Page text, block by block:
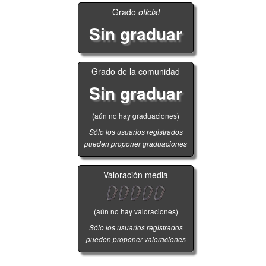
Grado oficial
Sin graduar
Grado de la comunidad
Sin graduar
(aún no hay graduaciones)
Sólo los usuarios registrados
pueden proponer graduaciones
Valoración media
(aún no hay valoraciones)
Sólo los usuarios registrados
pueden proponer valoraciones